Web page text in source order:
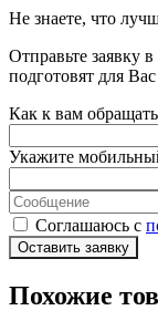
Не знаете, что
Отправьте заявку
подготовят для
Как к вам
Укажите
Соглашаюсь с
Оставить заявку
Похожие